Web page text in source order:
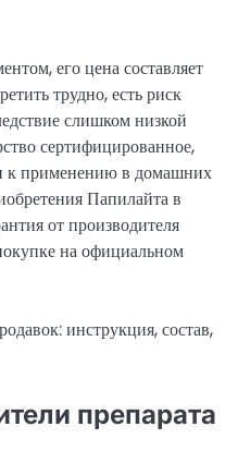
его цена составляет
трудно, есть риск
слишком низкой
сертифицированное,
к применению в домашних
Папилайта в
от производителя
на официальном
препарата